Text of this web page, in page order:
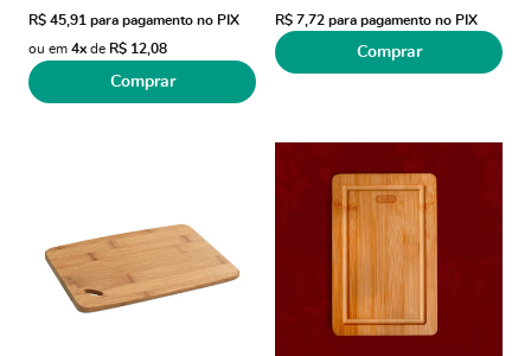
R$ 45,91 para pagamento no PIX
ou em 4x de R$ 12,08
Comprar
R$ 7,72 para pagamento no PIX
Comprar